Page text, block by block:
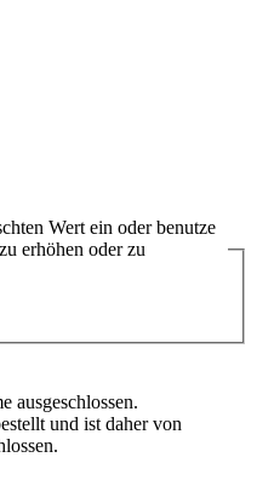
Wert ein oder benutze
erhöhen oder zu
ausgeschlossen.
und ist daher von